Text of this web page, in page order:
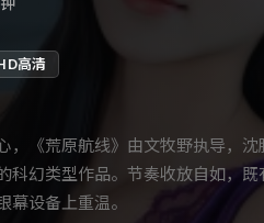
高清
，《荒原航线》由文牧野执导，
科幻类型作品。节奏收放自如，
幕设备上重温。